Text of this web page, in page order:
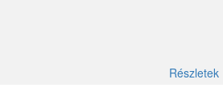
Részletek